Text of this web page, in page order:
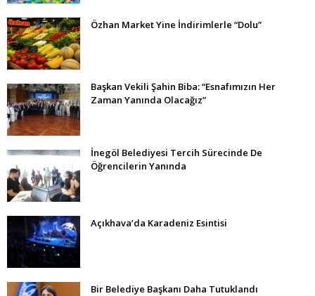
Özhan Market Yine İndirimlerle “Dolu”
Başkan Vekili Şahin Biba: “Esnafımızın Her
Zaman Yanında Olacağız”
İnegöl Belediyesi Tercih Sürecinde De
Öğrencilerin Yanında
Açıkhava’da Karadeniz Esintisi
Bir Belediye Başkanı Daha Tutuklandı